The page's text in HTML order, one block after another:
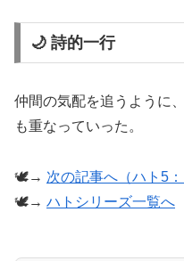
🌙 詩的一行
仲間の気配を追うように
も重なっていった。
🕊️→ 次の記事へ（ハト5：
🕊️→ ハトシリーズ一覧へ